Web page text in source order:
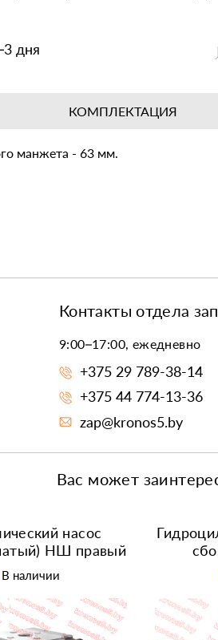
дня
КОМПЛЕКТАЦИЯ
манжета - 63 мм.
Контакты отдела
9:00–17:00, ежедневно
+375 29 789-38-14
+375 44 774-13-36
zap@kronos5.by
Вас может
насос
НШ правый
выходы под
90°)
В наличии